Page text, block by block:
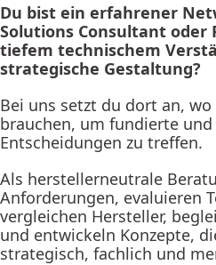
Du bist ein erfahrener
Solutions Consultant oder
tiefem technischem
strategische Gestaltung?
Bei uns setzt du dort an,
brauchen, um fundierte
Entscheidungen zu treffen.
Als herstellerneutrale
Anforderungen, evaluieren
vergleichen Hersteller,
und entwickeln Konzepte,
strategisch, fachlich und